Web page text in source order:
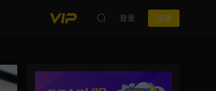
登录 注册